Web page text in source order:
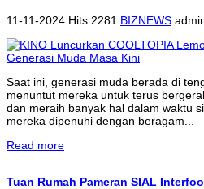
11-11-2024 Hits:2281 BIZNEWS
Saat ini, generasi muda berada di
menuntut mereka untuk terus
dan meraih banyak hal dalam waktu
mereka dipenuhi dengan beragam...
Read more
Tuan Rumah Pameran SIAL